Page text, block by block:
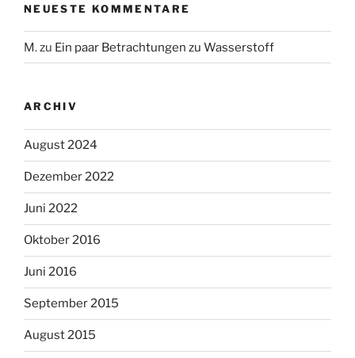
NEUESTE KOMMENTARE
M.zu Ein paar Betrachtungen zu Wasserstoff
ARCHIV
August 2024
Dezember 2022
Juni 2022
Oktober 2016
Juni 2016
September 2015
August 2015